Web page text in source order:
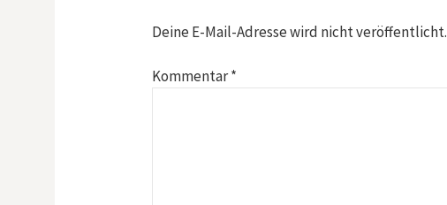
Deine E-Mail-Adresse wird nicht veröffentlicht.
Kommentar*